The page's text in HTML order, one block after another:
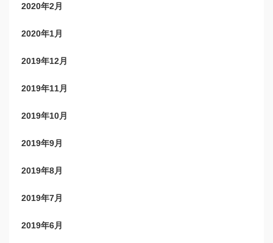
2020年2月
2020年1月
2019年12月
2019年11月
2019年10月
2019年9月
2019年8月
2019年7月
2019年6月